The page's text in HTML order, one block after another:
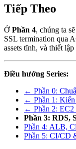
Tiếp Theo
Ở Phần 4, chúng ta
SSL termination qua
assets tĩnh, và thiết lập
Điều hướng Series:
← Phần 0:
← Phần 1:
← Phần 2:
Phần 3: RDS,
Phần 4: ALB,
Phần 5: CI/CD